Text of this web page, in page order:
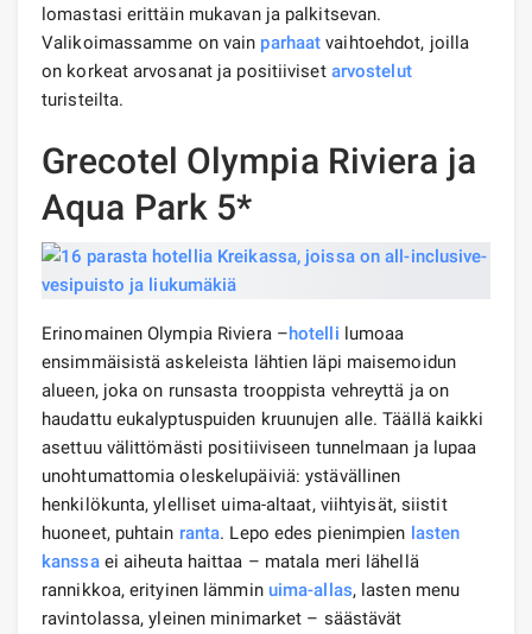
lomastasi erittäin mukavan ja palkitsevan.
Valikoimassamme on vain parhaat vaihtoehdot, joilla
on korkeat arvosanat ja positiiviset arvostelut
turisteilta.
Grecotel Olympia Riviera ja
Aqua Park 5*
Erinomainen Olympia Riviera –hotelli lumoaa
ensimmäisistä askeleista lähtien läpi maisemoidun
alueen, joka on runsasta trooppista vehreyttä ja on
haudattu eukalyptuspuiden kruunujen alle. Täällä kaikki
asettuu välittömästi positiiviseen tunnelmaan ja lupaa
unohtumattomia oleskelupäiviä: ystävällinen
henkilökunta, ylelliset uima-altaat, viihtyisät, siistit
huoneet, puhtain ranta. Lepo edes pienimpien lasten
kanssaei aiheuta haittaa – matala meri lähellä
rannikkoa, erityinen lämmin uima-allas, lasten menu
ravintolassa, yleinen minimarket – säästävät